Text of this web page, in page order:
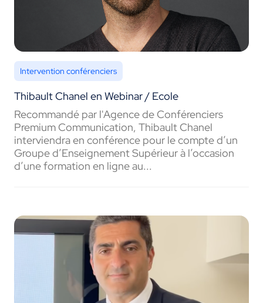
Intervention conférenciers
Thibault Chanel en Webinar / Ecole
Recommandé par l'Agence de Conférenciers
Premium Communication, Thibault Chanel
interviendra en conférence pour le compte d’un
Groupe d’Enseignement Supérieur à l’occasion
d’une formation en ligne au...